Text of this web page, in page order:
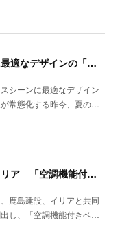
【流 通】青山商事 ビジネスシーンに最適なデザインの「空調ウエア」発売
シーンに最適なデザイン
常態化する昨今、夏の…
【流 通】ダイキン工業・鹿島建設・イリア 「空調機能付きベンチ」の事業性を検証
鹿島建設、イリアと共同
し、「空調機能付きベ…